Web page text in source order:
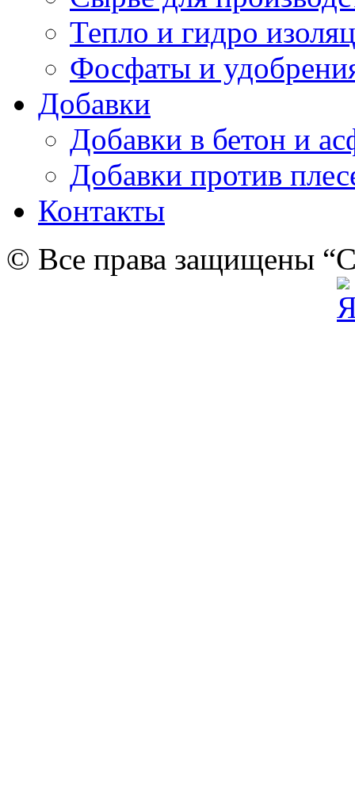
Тепло и гидро
Фосфаты и
Добавки
Добавки в бетон и
Добавки против
Контакты
© Все права защищены